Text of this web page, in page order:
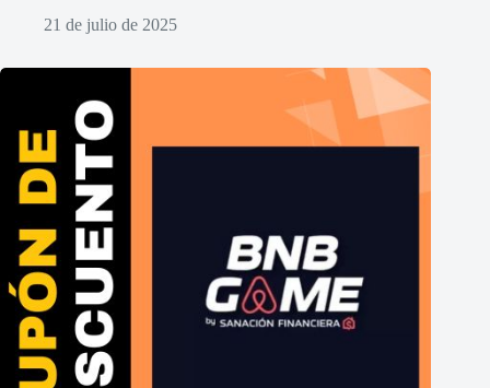
21 de julio de 2025